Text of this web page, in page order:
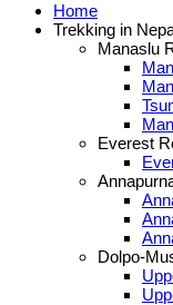
Home
Trekking in
Manaslu
Everest
Dolpo-